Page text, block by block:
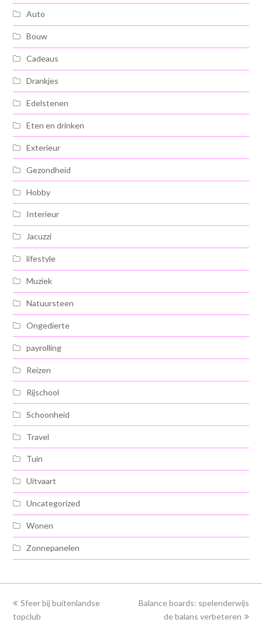
Auto
Bouw
Cadeaus
Drankjes
Edelstenen
Eten en drinken
Exterieur
Gezondheid
Hobby
Interieur
Jacuzzi
lifestyle
Muziek
Natuursteen
Ongedierte
payrolling
Reizen
Rijschool
Schoonheid
Travel
Tuin
Uitvaart
Uncategorized
Wonen
Zonnepanelen
previous
post:
Sfeer bij buitenlandse
topclub
next
Balance boards: spelenderwijs
de balans verbeteren